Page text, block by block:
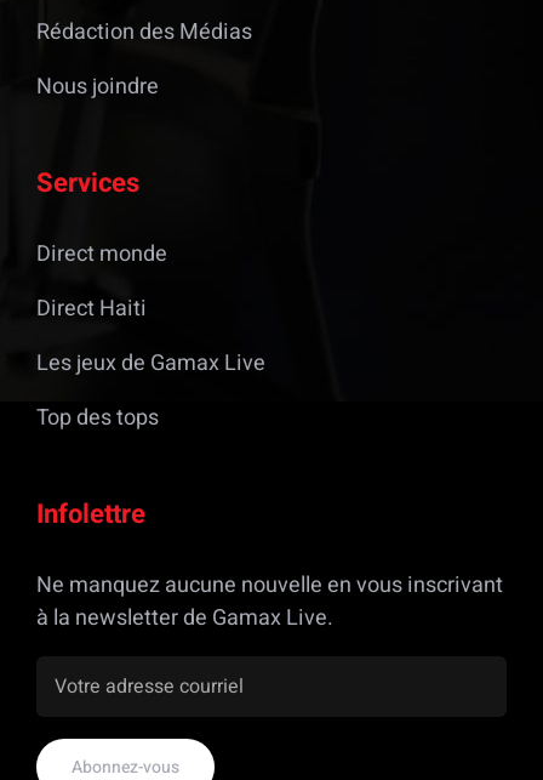
Rédaction des Médias
Nous joindre
Services
Direct monde
Direct Haiti
Les jeux de Gamax Live
Top des tops
Infolettre
Ne manquez aucune nouvelle en vous inscrivant
à la newsletter de Gamax Live.